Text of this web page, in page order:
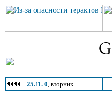
25.11. 0, вторник